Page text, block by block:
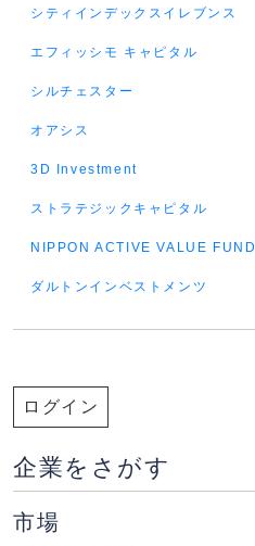
シティインデックスイレブンス
エフィッシモ キャピタル
シルチェスター
オアシス
3D Investment
ストラテジックキャピタル
NIPPON ACTIVE VALUE FUND
ダルトンインベストメンツ
ログイン
企業をさがす
市場